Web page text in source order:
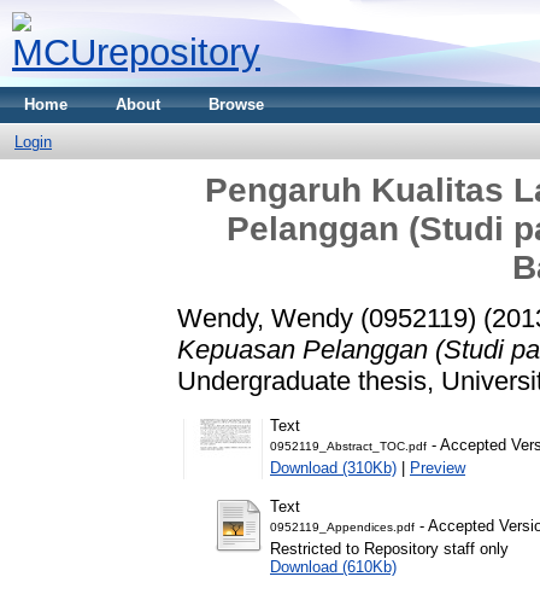
Home About Browse
Login
Pengaruh Kualitas
Pelanggan (Studi
Wendy, Wendy (0952119)
Kepuasan Pelanggan (Studi
Undergraduate thesis,
Text
0952119_Abstract_TOC.pdf - Accepted
Download (310Kb) | Preview
Text
0952119_Appendices.pdf - Accepted
Restricted to Repository staff only
Download (610Kb)